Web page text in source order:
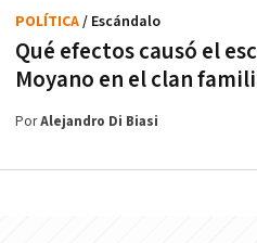
Qué efectos causó el
Moyano en el clan
POLÍTICA/ Escándalo
PorAlejandro Di Biasi